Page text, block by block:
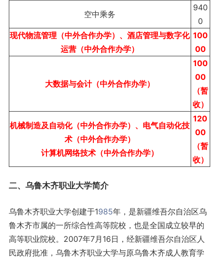
空中乘务
940
0
现代物流管理（中外合作办学）、酒店管理与数字化
运营（中外合作办学）
100
00
大数据与会计（中外合作办学）
100
00
（暂
收）
机械制造及自动化（中外合作办学）、电气自动化技
术（中外合作办学）
计算机网络技术（中外合作办学）
120
00
（暂
收）
二、乌鲁木齐职业大学简介
乌鲁木齐职业大学创建于1985年，是新疆维吾尔自治区乌
鲁木齐市属的一所综合性高等院校，也是全国成立较早的
高等职业院校。2007年7月16日，经新疆维吾尔自治区人
民政府批准，乌鲁木齐职业大学与原乌鲁木齐成人教育学